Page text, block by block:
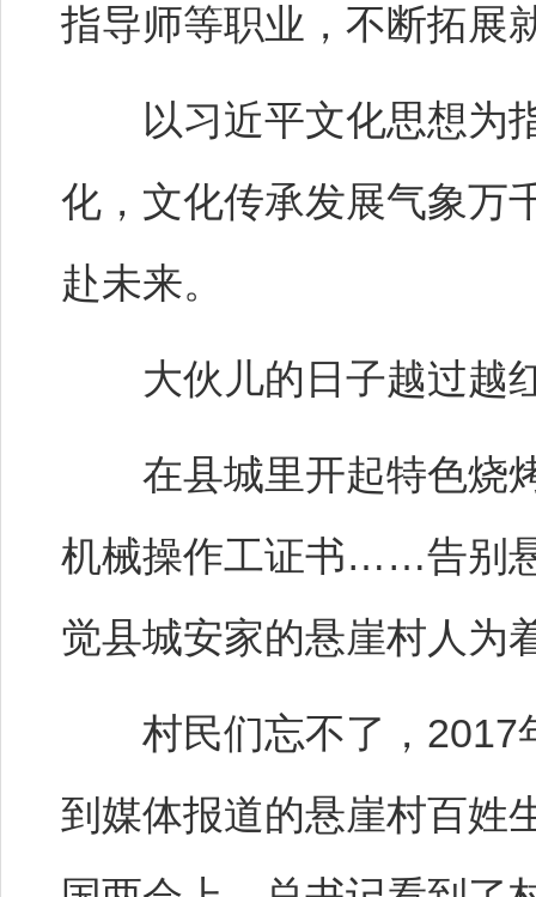
指导师等职业，不断拓
以习近平文化思想为指
化，文化传承发展气象万
赴未来。
大伙儿的日子越过越
在县城里开起特色烧烤
机械操作工证书……告别
觉县城安家的悬崖村人为
村民们忘不了，2017
到媒体报道的悬崖村百姓